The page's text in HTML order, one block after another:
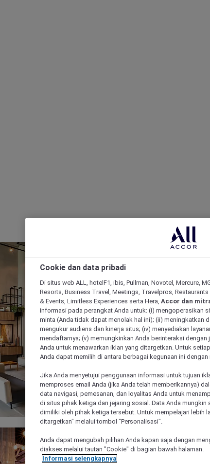
Cookie dan data pribadi
Di situs web ALL, hotelF1, ibis, Pullman, Novotel, Mercure,
Resorts, Business Travel, Meetings, Travelpros,
& Events, Limitless Experiences serta Hera, Accor dan
informasi pada perangkat Anda untuk: (i) mengoperasikan
minta (Anda tidak dapat menolak hal ini); (ii) meningkatkan
mengukur audiens dan kinerja situs; (iv) menyediakan
mendaftarnya; (v) memungkinkan Anda berinteraksi
Anda untuk menawarkan iklan yang ditargetkan. Untuk
Anda dapat memilih di antara berbagai kegunaan ini
Jika Anda menyetujui penggunaan informasi untuk tujuan
memproses email Anda (jika Anda telah memberikannya)
data navigasi, pemesanan, dan loyalitas Anda untuk
di situs pihak ketiga dan jejaring sosial. Data Anda mungkin
dimiliki oleh pihak ketiga tersebut. Untuk mempelajari lebih
ditargetkan" melalui tombol "Personalisasi".
Anda dapat mengubah pilihan Anda kapan saja dengan
diakses melalui tautan "Cookie" di bagian bawah halaman.
Informasi selengkapnya